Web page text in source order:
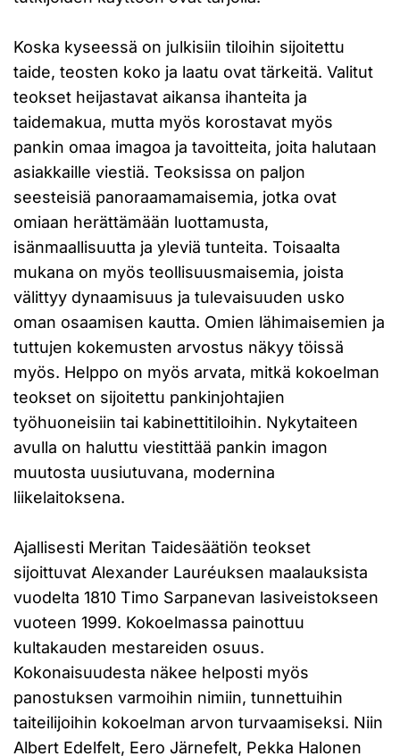
Koska kyseessä on julkisiin tiloihin sijoitettu
taide, teosten koko ja laatu ovat tärkeitä. Valitut
teokset heijastavat aikansa ihanteita ja
taidemakua, mutta myös korostavat myös
pankin omaa imagoa ja tavoitteita, joita halutaan
asiakkaille viestiä. Teoksissa on paljon
seesteisiä panoraamamaisemia, jotka ovat
omiaan herättämään luottamusta,
isänmaallisuutta ja yleviä tunteita. Toisaalta
mukana on myös teollisuusmaisemia, joista
välittyy dynaamisuus ja tulevaisuuden usko
oman osaamisen kautta. Omien lähimaisemien ja
tuttujen kokemusten arvostus näkyy töissä
myös. Helppo on myös arvata, mitkä kokoelman
teokset on sijoitettu pankinjohtajien
työhuoneisiin tai kabinettitiloihin. Nykytaiteen
avulla on haluttu viestittää pankin imagon
muutosta uusiutuvana, modernina
liikelaitoksena.
Ajallisesti Meritan Taidesäätiön teokset
sijoittuvat Alexander Lauréuksen maalauksista
vuodelta 1810 Timo Sarpanevan lasiveistokseen
vuoteen 1999. Kokoelmassa painottuu
kultakauden mestareiden osuus.
Kokonaisuudesta näkee helposti myös
panostuksen varmoihin nimiin, tunnettuihin
taiteilijoihin kokoelman arvon turvaamiseksi. Niin
Albert Edelfelt, Eero Järnefelt, Pekka Halonen